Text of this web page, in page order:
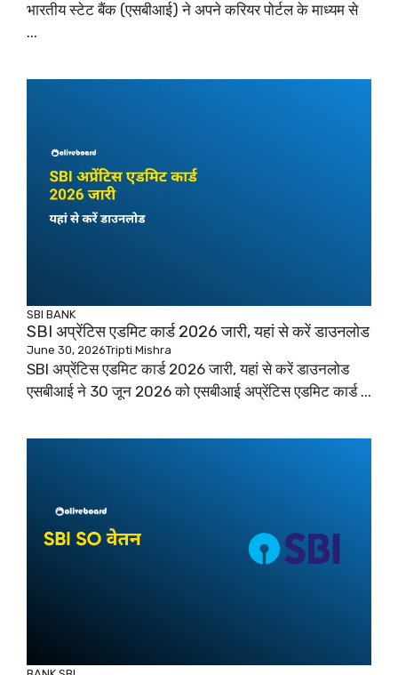
भारतीय स्टेट बैंक (एसबीआई) ने अपने करियर पोर्टल के माध्यम से
...
SBI BANK
SBI अप्रेंटिस एडमिट कार्ड 2026 जारी, यहां से करें डाउनलोड
June 30, 2026Tripti Mishra
SBI अप्रेंटिस एडमिट कार्ड 2026 जारी, यहां से करें डाउनलोड
एसबीआई ने 30 जून 2026 को एसबीआई अप्रेंटिस एडमिट कार्ड ...